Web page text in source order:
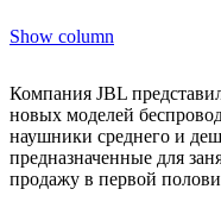
Show column
Компания JBL
новых моделей
наушники среднего и
предназначенные для
продажу в первой